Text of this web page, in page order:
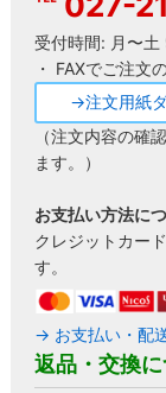
受付時間: 月〜
・ FAXでご注文
→注文用紙
（注文内容の確
ます。）
お支払い方法に
クレジットカー
す。
→ お支払い・配
返品・交換